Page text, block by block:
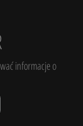
informacje o